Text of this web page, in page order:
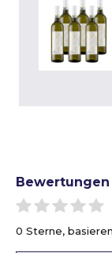
Bewertungen
0 Sterne,